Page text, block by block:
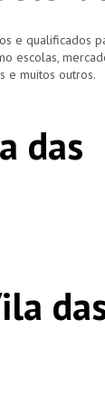
e qualificados
escolas,
e muitos outros.
das